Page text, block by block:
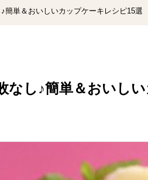
簡単＆おいしいカップケーキレシピ15選
なし♪簡単＆おいし